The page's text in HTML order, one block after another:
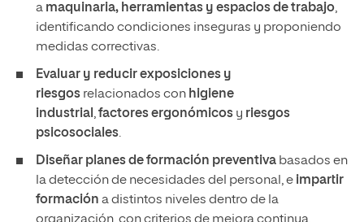
a maquinaria, herramientas y espacios de trabajo,
identificando condiciones inseguras y proponiendo
medidas correctivas.
Evaluar y reducir exposiciones y
riesgos relacionados con higiene
industrial ,factores ergonómicos y riesgos
psicosociales.
Diseñar planes de formación preventiva basados en
la detección de necesidades del personal, e impartir
formación a distintos niveles dentro de la